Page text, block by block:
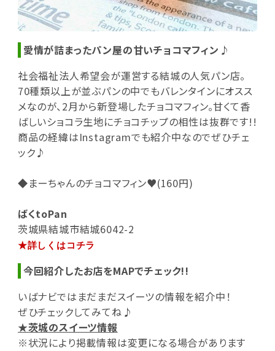
愛情が詰まったパン屋の甘いチョコマフィン♪
社会福祉法人希望会が運営する結城の人気パン店。
70種類以上が並ぶパンの中でもバレンタインにオスス
メなのが、2月から新登場したチョコマフィン。甘くて香
ばしいショコラ生地にチョコチップの相性は抜群です!!
商品の経緯はInstagramでも紹介中なのでぜひチェ
ック♪
◆まーちゃんのチョコマフィン♥(160円)
ばくtoPan
茨城県結城市結城6042-2
★詳しくはコチラ
今回紹介したお店をMAPでチェック!!
いばナビではまだまだスイーツの情報を紹介中！
ぜひチェックしてみてね♪
★茨城のスイーツ情報
※状況により掲載情報は変更になる場合があります